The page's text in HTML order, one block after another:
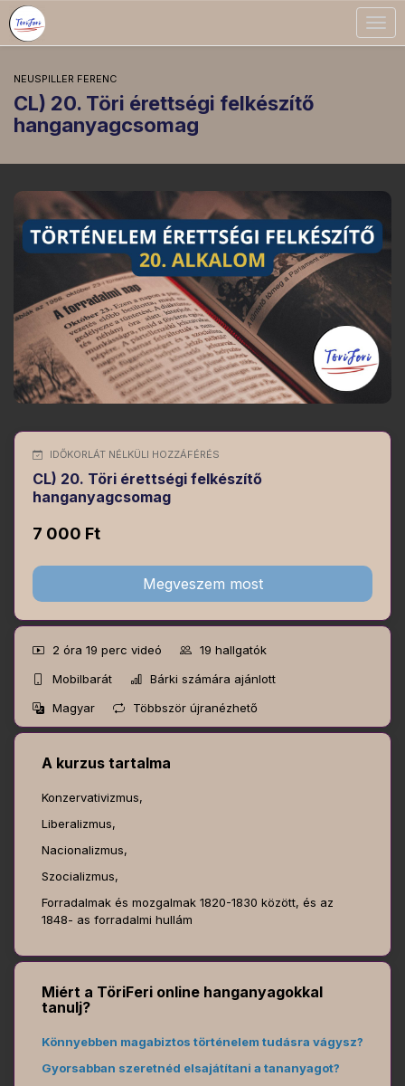
NEUSPILLER FERENC
CL) 20. Töri érettségi felkészítő
hanganyagcsomag
IDŐKORLÁT NÉLKÜLI HOZZÁFÉRÉS
CL) 20. Töri érettségi felkészítő
hanganyagcsomag
7 000 Ft
Megveszem most
2 óra 19 perc videó 19 hallgatók
Mobilbarát
Bárki számára ajánlott
Magyar
Többször újranézhető
A kurzus tartalma
Konzervativizmus,
Liberalizmus,
Nacionalizmus,
Szocializmus,
Forradalmak és mozgalmak 1820-1830 között, és az
1848- as forradalmi hullám
Miért a TöriFeri online hanganyagokkal
tanulj?
Könnyebben magabiztos történelem tudásra vágysz?
Gyorsabban szeretnéd elsajátítani a tananyagot?